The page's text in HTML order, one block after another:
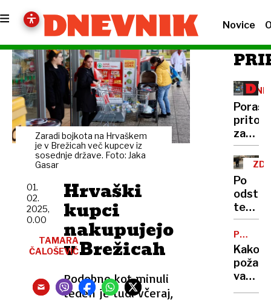
Novice
Zaradi bojkota na Hrvaškem
je v Brežicah več kupcev iz
sosednje države. Foto: Jaka
Gasar
Hrvaški
kupci
nakupujejo
v Brežicah
Podobno kot minuli
teden je tudi včeraj,
01.
02.
2025,
0.00
TAMARA
ČALOŠEVIĆ
Porast
zaradi
akcij
Po
postal
invalid
Kako
varni
so